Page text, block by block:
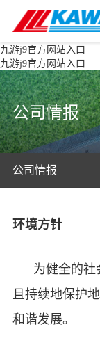
九游j9官方网站入口
九游j9官方网站入口
公司情报
公司情报
环境方针
为健全的社
且持续地保护
和谐发展。